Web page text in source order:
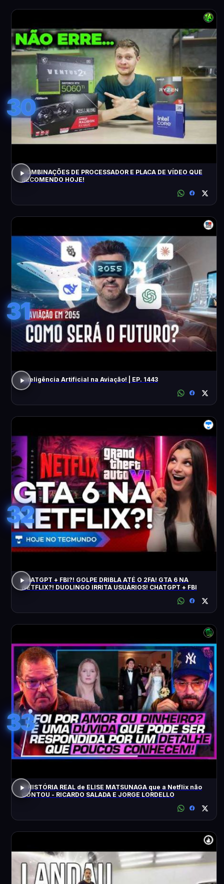
30
COMBINAÇÕES DE PROCESSADOR E PLACA DE VÍDEO QUE
RECOMENDO HOJE!
31
Inteligência Artificial na Aviação! | EP. 1443
32
CHATGPT + FBI?! GOLPE DRIBLA ATÉ O 2FA! GTA 6 NA
NETFLIX?! DUOLINGO IRRITA USUÁRIOS! CHATGPT + FBI
33
A HISTÓRIA REAL de ELISE MATSUNAGA que a Netflix não
CONTOU - RICARDO SALADA E JORGE LORDELLO